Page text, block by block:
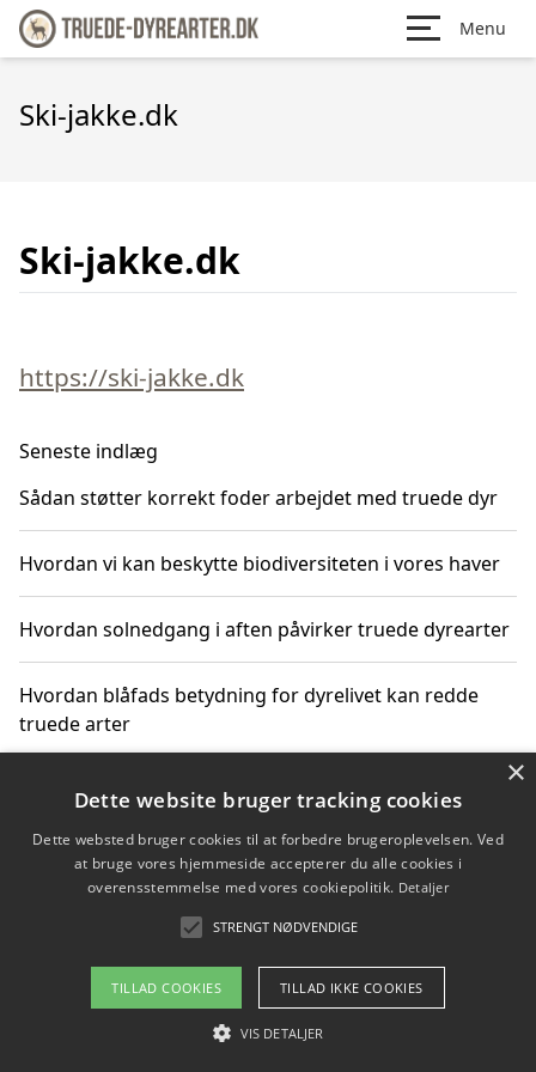
Menu
Ski-jakke.dk
Ski-jakke.dk
https://ski-jakke.dk
Seneste indlæg
Sådan støtter korrekt foder arbejdet med truede dyr
Hvordan vi kan beskytte biodiversiteten i vores haver
Hvordan solnedgang i aften påvirker truede dyrearter
Hvordan blåfads betydning for dyrelivet kan redde
truede arter
Hvordan kan gaver til unge voksne støtte bevarelsen
Copyright 2026 - Pilanto Aps
Om / kontakt
Blog Betingelser
×
Dette website bruger tracking cookies
Dette websted bruger cookies til at forbedre brugeroplevelsen. Ved
at bruge vores hjemmeside accepterer du alle cookies i
overensstemmelse med vores cookiepolitik. Detaljer
STRENGT NØDVENDIGE
TILLAD COOKIES TILLAD IKKE COOKIES
VIS DETALJER